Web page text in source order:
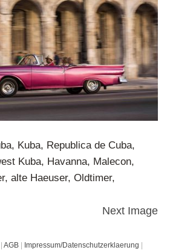
Kuba, Republica de Cuba,
Kuba, Havanna, Malecon,
alte Haeuser, Oldtimer,
Next Image
AGB| Impressum/Datenschutzerklaerung